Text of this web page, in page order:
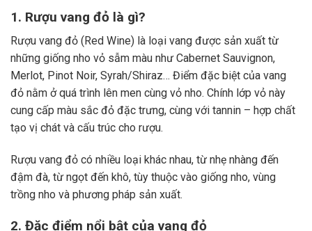
1. Rượu vang đỏ là gì?
Rượu vang đỏ (Red Wine) là loại vang được sản xuất từ
những giống nho vỏ sẫm màu như Cabernet Sauvignon,
Merlot, Pinot Noir, Syrah/Shiraz… Điểm đặc biệt của vang
đỏ nằm ở quá trình lên men cùng vỏ nho. Chính lớp vỏ này
cung cấp màu sắc đỏ đặc trưng, cùng với tannin – hợp chất
tạo vị chát và cấu trúc cho rượu.
Rượu vang đỏ có nhiều loại khác nhau, từ nhẹ nhàng đến
đậm đà, từ ngọt đến khô, tùy thuộc vào giống nho, vùng
trồng nho và phương pháp sản xuất.
2. Đặc điểm nổi bật của vang đỏ